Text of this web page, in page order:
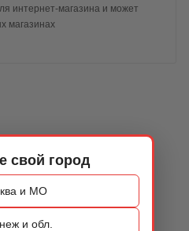
свой город
и МО
и обл.
интернет-магазина и может
магазинах